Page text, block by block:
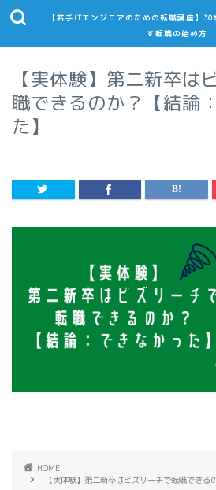
【若手ITエンジニアのための転職講座】
す転職の始め方
【実体験】第二新卒は
職できるのか？【結論
た】
HOME
【実体験】第二新卒はビズリーチで転職できる